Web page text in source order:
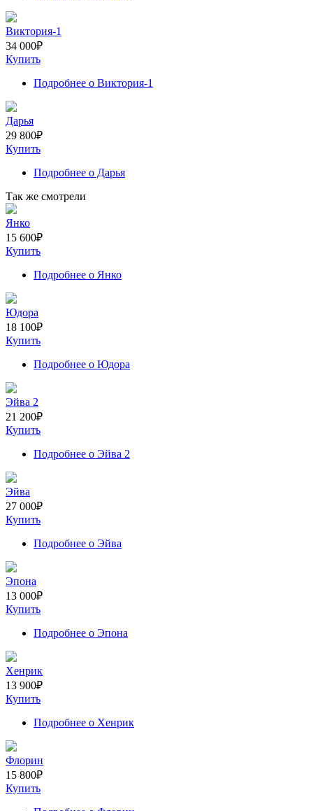
Виктория-1
34 000₽
Купить
Подробнее о Виктория-1
Дарья
29 800₽
Купить
Подробнее о Дарья
Так же смотрели
Янко
15 600₽
Купить
Подробнее о Янко
Юдора
18 100₽
Купить
Подробнее о Юдора
Эйва 2
21 200₽
Купить
Подробнее о Эйва 2
Эйва
27 000₽
Купить
Подробнее о Эйва
Эпона
13 000₽
Купить
Подробнее о Эпона
Хенрик
13 900₽
Купить
Подробнее о Хенрик
Флорин
15 800₽
Купить